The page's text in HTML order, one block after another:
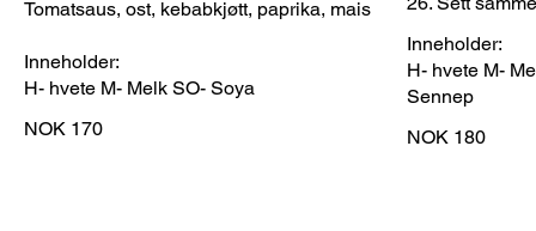
Tomatsaus, ost, kebabkjøtt, paprika, mais
Inneholder:
H- hvete M- Melk SO- Soya
NOK 170
Inneholder:
H- hvete M-
Sennep
NOK 180